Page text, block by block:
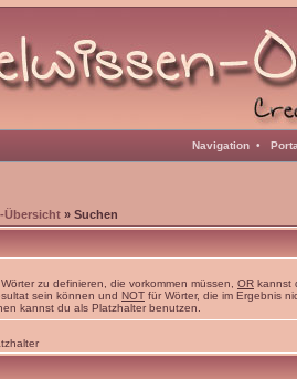
Navigation •
Übersicht » Suchen
zu definieren, die vorkommen müssen, OR kannst
sein können und NOT für Wörter, die im Ergebnis
kannst du als Platzhalter benutzen.